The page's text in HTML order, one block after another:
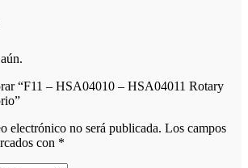
“F11 – HSA04010 – HSA04011 Rotary
electrónico no será publicada. Los campos
con *